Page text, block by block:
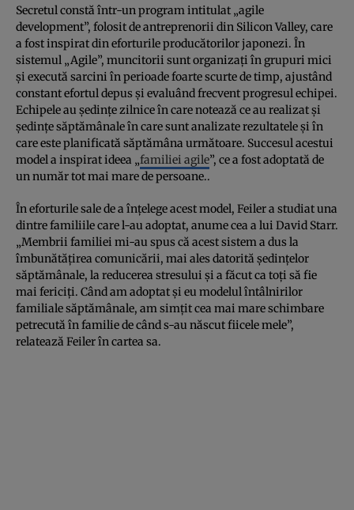
Secretul constă într-un program intitulat „agile
development”, folosit de antreprenorii din Silicon Valley, care
a fost inspirat din eforturile producătorilor japonezi. În
sistemul „Agile”, muncitorii sunt organizaţi în grupuri mici
şi execută sarcini în perioade foarte scurte de timp, ajustând
constant efortul depus şi evaluând frecvent progresul echipei.
Echipele au şedinţe zilnice în care notează ce au realizat şi
şedinţe săptămânale în care sunt analizate rezultatele şi în
care este planificată săptămâna următoare. Succesul acestui
model a inspirat ideea „familiei agile”, ce a fost adoptată de
un număr tot mai mare de persoane..
În eforturile sale de a înţelege acest model, Feiler a studiat una
dintre familiile care l-au adoptat, anume cea a lui David Starr.
„Membrii familiei mi-au spus că acest sistem a dus la
îmbunătăţirea comunicării, mai ales datorită şedinţelor
săptămânale, la reducerea stresului şi a făcut ca toţi să fie
mai fericiţi. Când am adoptat şi eu modelul întâlnirilor
familiale săptămânale, am simţit cea mai mare schimbare
petrecută în familie de când s-au născut fiicele mele”,
relatează Feiler în cartea sa.